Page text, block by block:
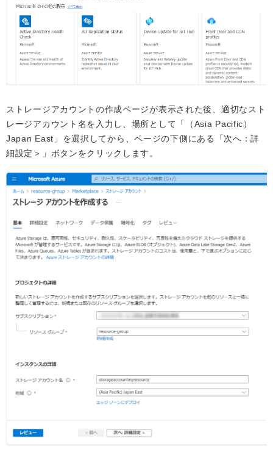
ストレージアカウントの作成ページが表示された後、適切なスト
レージアカウント名を入力し、場所として「（Asia Pacific）
Japan East」を選択してから、ページの下側にある「次へ：詳
細設定＞」ボタンをクリックします。